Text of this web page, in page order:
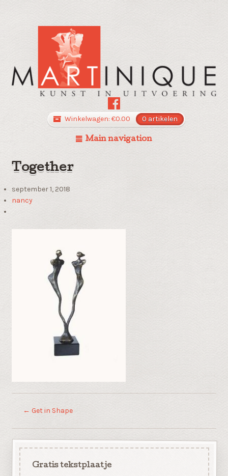
Winkelwagen: €0.00 0 artikelen
Main navigation
Together
september 1, 2018
nancy
← Get in Shape
Gratis tekstplaatje